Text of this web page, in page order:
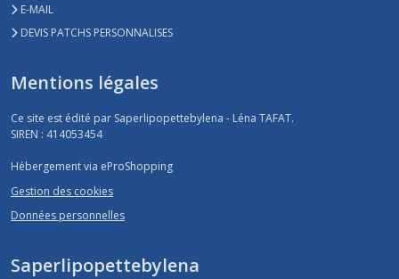
E-MAIL
DEVIS PATCHS PERSONNALISES
Mentions légales
Ce site est édité par Saperlipopettebylena - Léna TAFAT.
SIREN : 414053454
Hébergement via eProShopping
Gestion des cookies
Données personnelles
Saperlipopettebylena